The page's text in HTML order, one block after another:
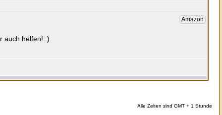
Alle Zeiten sind GMT + 1 Stunde